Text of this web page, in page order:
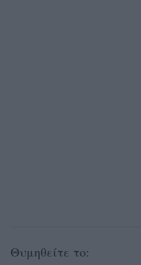
Θυμηθείτε το: